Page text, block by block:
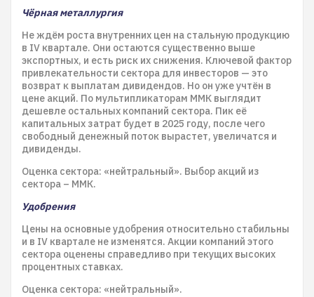
Чёрная металлургия
Не ждём роста внутренних цен на стальную продукцию
в IV квартале. Они остаются существенно выше
экспортных, и есть риск их снижения. Ключевой фактор
привлекательности сектора для инвесторов — это
возврат к выплатам дивидендов. Но он уже учтён в
цене акций. По мультипликаторам ММК выглядит
дешевле остальных компаний сектора. Пик её
капитальных затрат будет в 2025 году, после чего
свободный денежный поток вырастет, увеличатся и
дивиденды.
Оценка сектора: «нейтральный». Выбор акций из
сектора – ММК.
Удобрения
Цены на основные удобрения относительно стабильны
и в IV квартале не изменятся. Акции компаний этого
сектора оценены справедливо при текущих высоких
процентных ставках.
Оценка сектора: «нейтральный».